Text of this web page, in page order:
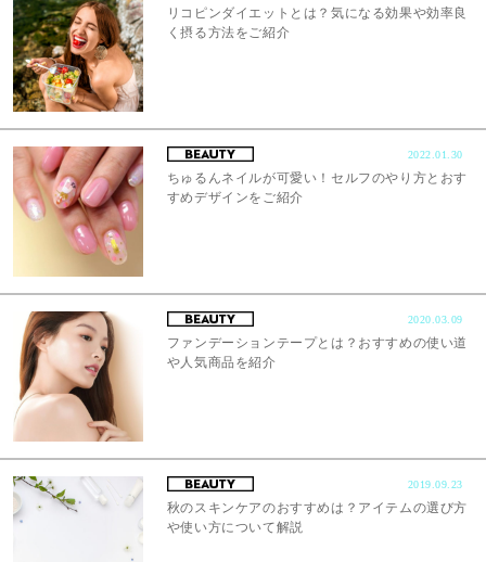
リコピンダイエットとは？気になる効果や効率良
く摂る方法をご紹介
2022.01.30
ちゅるんネイルが可愛い！セルフのやり方とおす
すめデザインをご紹介
2020.03.09
ファンデーションテープとは？おすすめの使い道
や人気商品を紹介
2019.09.23
秋のスキンケアのおすすめは？アイテムの選び方
や使い方について解説